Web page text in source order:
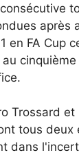
après
en FA Cup
Trossard
tous deux
dans